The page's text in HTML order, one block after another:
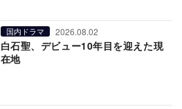
国内ドラマ 2026.08.02
白石聖、デビュー10年目を迎えた現
在地